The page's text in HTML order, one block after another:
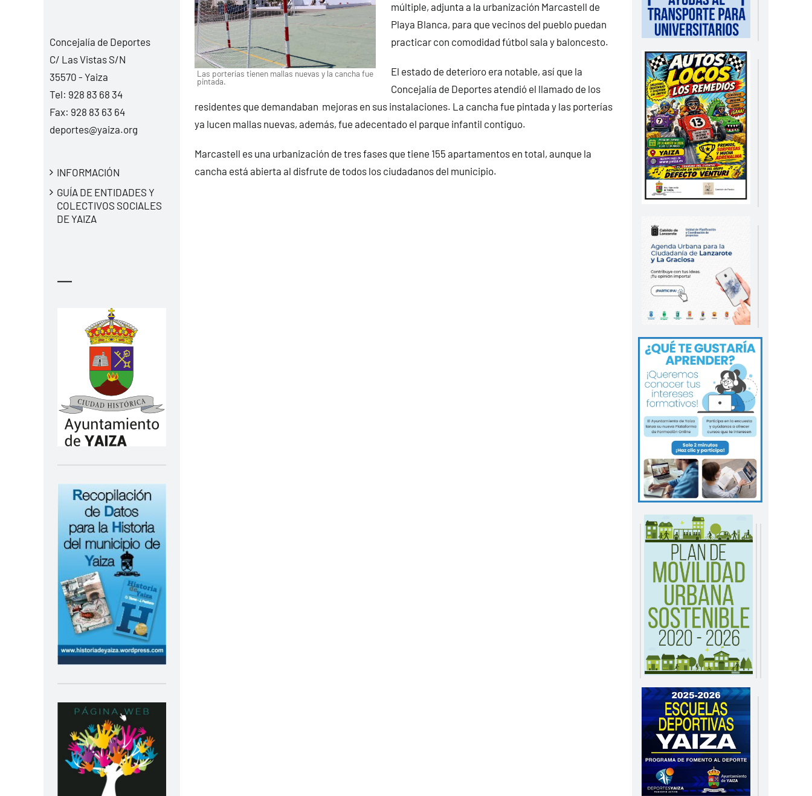
Concejalía de Deportes
C/ Las Vistas S/N
35570 - Yaiza
Tel: 928 83 68 34
Fax: 928 83 63 64
deportes@yaiza.org
INFORMACIÓN
GUÍA DE ENTIDADES Y
COLECTIVOS SOCIALES
DE YAIZA
—
Las porterías tienen mallas nuevas y la cancha fue
pintada.
múltiple, adjunta a la urbanización Marcastell de
Playa Blanca, para que vecinos del pueblo puedan
practicar con comodidad fútbol sala y baloncesto.
El estado de deterioro era notable, así que la
Concejalía de Deportes atendió el llamado de los
residentes que demandaban mejoras en sus instalaciones. La cancha fue pintada y las porterías
ya lucen mallas nuevas, además, fue adecentado el parque infantil contiguo.
Marcastell es una urbanización de tres fases que tiene 155 apartamentos en total, aunque la
cancha está abierta al disfrute de todos los ciudadanos del municipio.